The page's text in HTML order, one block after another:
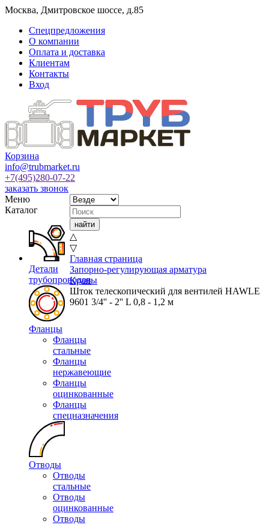
Москва, Дмитровское шоссе, д.85
Спецпредложения
О компании
Оплата и доставка
Клиентам
Контакты
Вход
Корзина
info@trubmarket.ru
+7(495)280-07-22
заказать звонок
Меню
Каталог
Детали
трубопроводов
Фланцы
Фланцы
стальные
Фланцы
нержавеющие
Фланцы
оцинкованные
Фланцы
спецназначения
Отводы
Отводы
стальные
Отводы
оцинкованные
Отводы
△
▽
Главная страница
Запорно-регулирующая арматура
Краны
Шток телескопический для вентилей HAWLE
9601 3/4'' - 2'' L 0,8 - 1,2 м